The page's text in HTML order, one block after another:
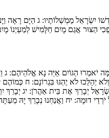
יִשְׂרָאֵל מַמְשְׁלוֹתָיו: ג הַיָּם רָאָה
הַצּוּר אֲגַם מָיִם חַלָּמִישׁ לְמַעְיְנוֹ
יֹאמְרוּ הַגּוֹיִם אַיֵּה נָא אֱלֹהֵיהֶם: ג
יְהַלֵּכוּ לֹא יֶהְגּוּ בִּגְרוֹנָם: ח כְּמוֹהֶם
יְבָרֵךְ אֶת בֵּית אַהֲרֹן: יג יְבָרֵךְ
דוּמָה: יח וַאֲנַחְנוּ נְבָרֵךְ יָהּ